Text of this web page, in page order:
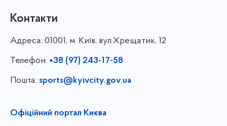
Контакти
Адреса: 01001, м. Київ, вул.Хрещатик, 12
Телефон: +38 (97) 243-17-58
Пошта: sports@kyivcity.gov.ua
Офіційний портал Києва